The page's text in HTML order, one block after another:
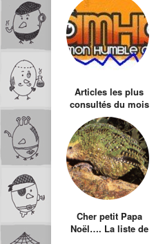
Articles les plus
consultés du mois
de Novembre
Cher petit Papa
Noël…. La liste de